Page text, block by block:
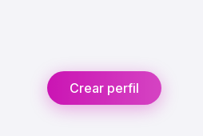
Crear perfil